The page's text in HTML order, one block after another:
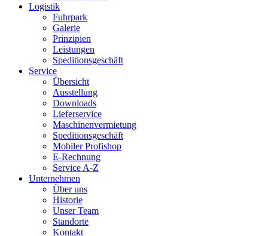
Logistik
Fuhrpark
Galerie
Prinzipien
Leistungen
Speditionsgeschäft
Service
Übersicht
Ausstellung
Downloads
Lieferservice
Maschinenvermietung
Speditionsgeschäft
Mobiler Profishop
E-Rechnung
Service A-Z
Unternehmen
Über uns
Historie
Unser Team
Standorte
Kontakt